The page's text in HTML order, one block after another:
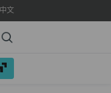
文
Search